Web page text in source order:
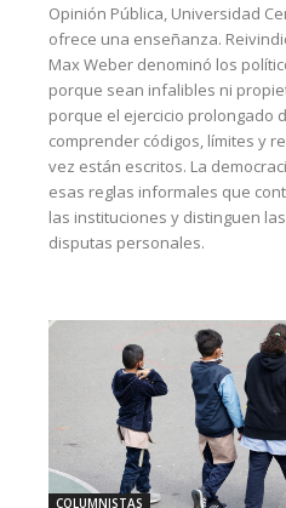
Opinión Pública, Universidad
ofrece una enseñanza.
Max Weber denominó los
porque sean infalibles ni
porque el ejercicio prolongado
comprender códigos, límites y
vez están escritos. La
esas reglas informales que
las instituciones y distinguen
disputas personales.
COLUMNISTAS